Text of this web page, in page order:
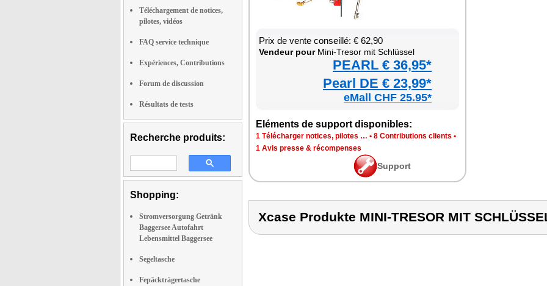
Téléchargement de notices,
pilotes, vidéos
FAQ service technique
Expériences, Contributions
Forum de discussion
Résultats de tests
Recherche produits:
Shopping:
Stromversorgung Getränk
Baggersee Autofahrt
Lebensmittel Baggersee
Segeltasche
Fepäckträgertasche
Prix de vente conseillé: € 62,90
Ven­deur pourMini-Tre­sor mit Schlüs­sel
PEARL € 36,95*
Pearl DE € 23,99*
eMall CHF 25.95*
Elé­ments de sup­port dis­po­nibles:
1 Télé­char­ger notices, pilotes … • 8 Contri­bu­tions clients •
1 Avis presse & récom­penses
Sup­port
Xcase Produkte MINI-TRESOR MIT